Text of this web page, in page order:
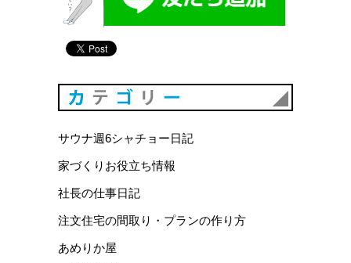
サウナ週6シャチョー日記
家づくりお役立ち情報
社長の仕事日記
注文住宅の間取り・プランの作り方
あめりか屋